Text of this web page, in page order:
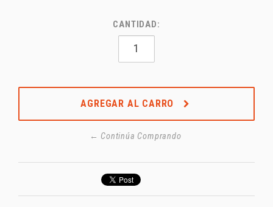
CANTIDAD:
AGREGAR AL CARRO
← Continúa Comprando